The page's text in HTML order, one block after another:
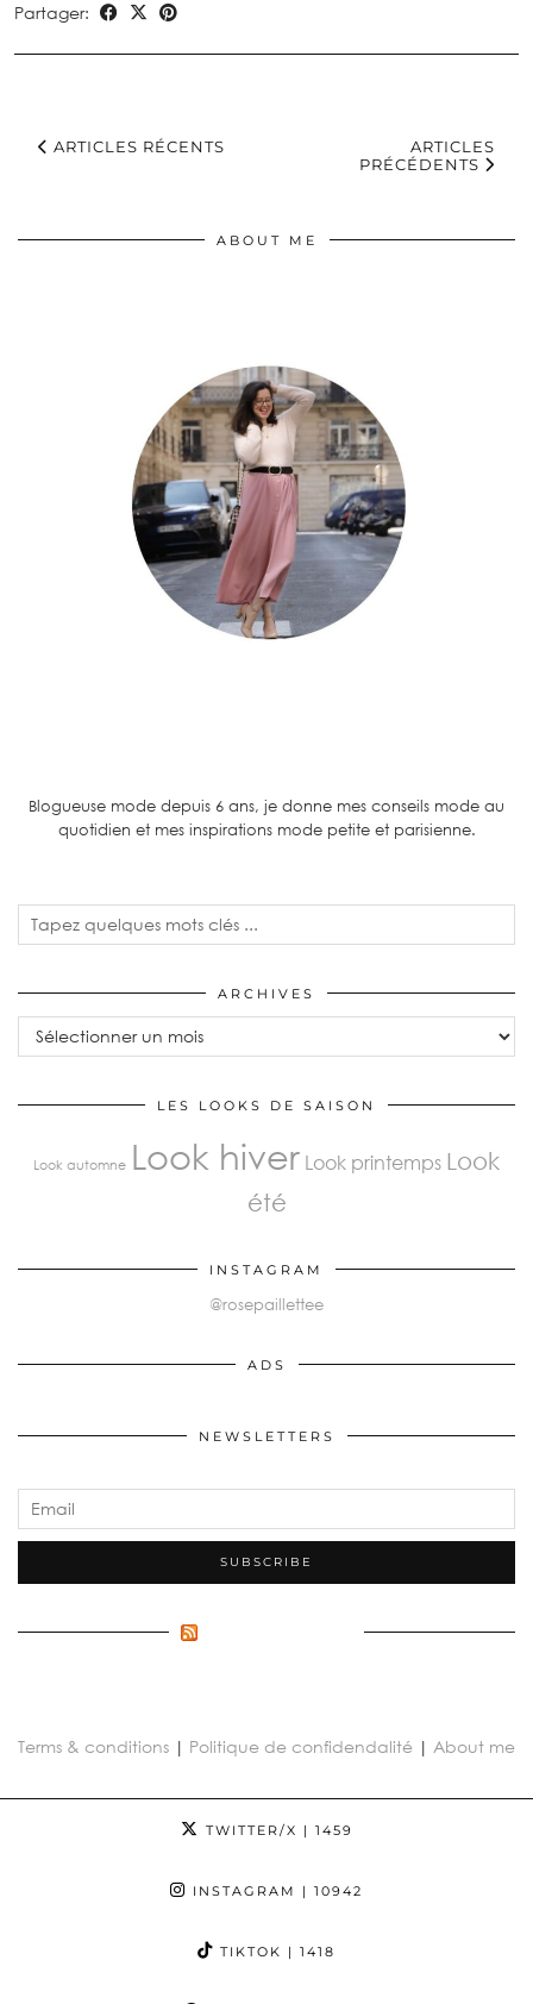
Partager:
ARTICLES RÉCENTS
ARTICLES
PRÉCÉDENTS
ABOUT ME
Blogueuse mode depuis 6 ans, je donne mes conseils mode au
quotidien et mes inspirations mode petite et parisienne.
ARCHIVES
Archives
LES LOOKS DE SAISON
Look automne Look hiver Look printemps Look
été
INSTAGRAM
@rosepaillettee
ADS
NEWSLETTERS
Terms & conditions | Politique de confidendalité | About me
TWITTER/X | 1459
INSTAGRAM | 10942
TIKTOK | 1418